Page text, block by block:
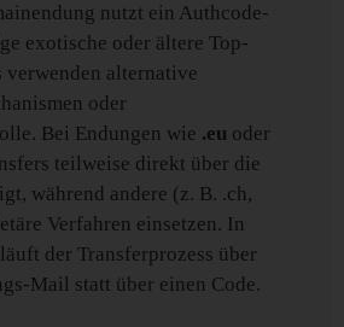
nutzt ein Authcode-
exotische oder ältere Top-
verwenden alternative
oder
Bei Endungen wie .eu oder
teilweise direkt über die
während andere (z. B. .ch,
Verfahren einsetzen. In
der Transferprozess über
Mail statt über einen Code.